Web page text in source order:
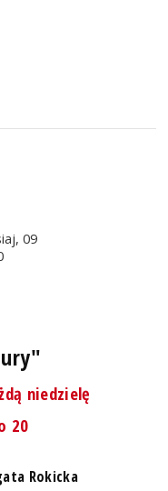
09
niedzielę
20
Rokicka